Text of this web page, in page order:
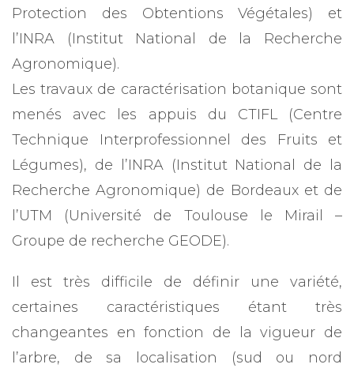
Protection des Obtentions Végétales) et
l’INRA (Institut National de la Recherche
Agronomique).
Les travaux de caractérisation botanique sont
menés avec les appuis du CTIFL (Centre
Technique Interprofessionnel des Fruits et
Légumes), de l’INRA (Institut National de la
Recherche Agronomique) de Bordeaux et de
l’UTM (Université de Toulouse le Mirail –
Groupe de recherche GEODE).
Il est très difficile de définir une variété,
certaines caractéristiques étant très
changeantes en fonction de la vigueur de
l’arbre, de sa localisation (sud ou nord